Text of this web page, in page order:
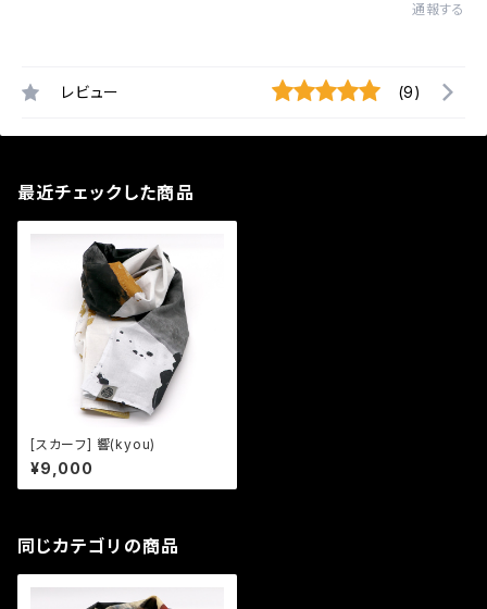
通報する
レビュー (9)
最近チェックした商品
[スカーフ] 響(kyou)
¥9,000
同じカテゴリの商品